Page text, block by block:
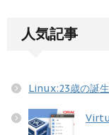
人気記事
Linux:23歳の誕